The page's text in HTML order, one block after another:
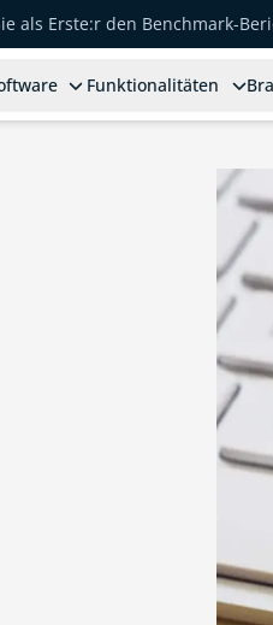
als Erste:r den Benchmark-
Funktionalitäten